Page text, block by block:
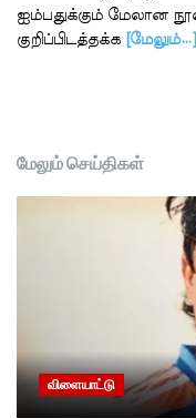
ஐம்பதுக்கும் மேலான
குறிப்பிடத்தக்க [மேலும்…]
மேலும் செய்திகள்
விளையாட்டு